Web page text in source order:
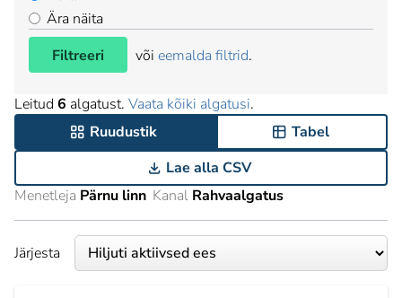
Ära näita
Filtreeri
või eemalda filtrid.
Leitud 6 algatust. Vaata kõiki algatusi.
Ruudustik
Tabel
Lae alla CSV
Menetleja Pärnu linn Kanal Rahvaalgatus
Järjesta